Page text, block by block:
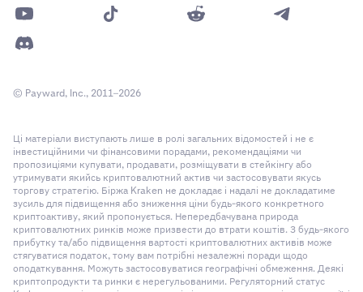
© Payward, Inc., 2011–2026
Ці матеріали виступають лише в ролі загальних відомостей і не є
інвестиційними чи фінансовими порадами, рекомендаціями чи
пропозиціями купувати, продавати, розміщувати в стейкінгу або
утримувати якийсь криптовалютний актив чи застосовувати якусь
торгову стратегію. Біржа Kraken не докладає і надалі не докладатиме
зусиль для підвищення або зниження ціни будь-якого конкретного
криптоактиву, який пропонується. Непередбачувана природа
криптовалютних ринків може призвести до втрати коштів. З будь-якого
прибутку та/або підвищення вартості криптовалютних активів може
стягуватися податок, тому вам потрібні незалежні поради щодо
оподаткування. Можуть застосовуватися географічні обмеження. Деякі
криптопродукти та ринки є нерегульованими. Регуляторний статус